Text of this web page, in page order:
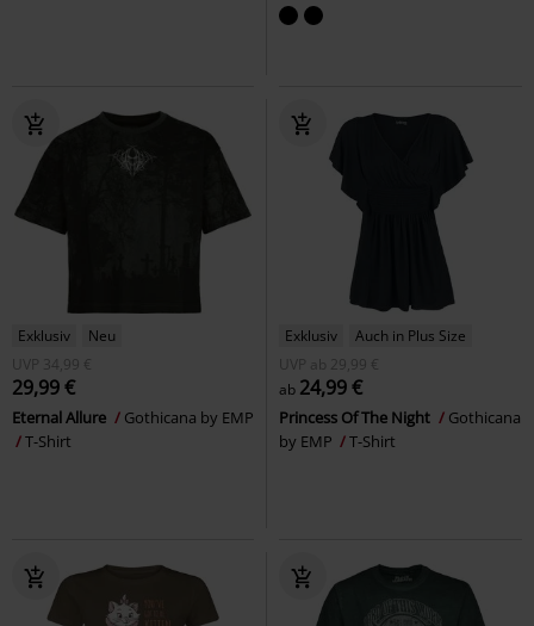
Exklusiv
Neu
UVP
34,99 €
29,99 €
Eternal Allure
Gothicana by EMP
T-Shirt
Exklusiv
Auch in Plus Size
UVP
ab 29,99 €
ab 24,99 €
Princess Of The Night
Gothicana
by EMP
T-Shirt